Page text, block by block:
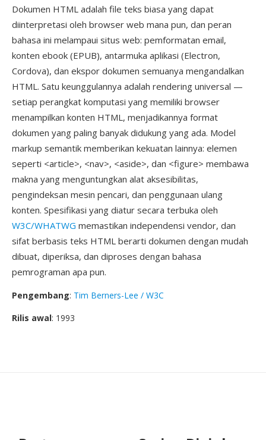
Dokumen HTML adalah file teks biasa yang dapat
diinterpretasi oleh browser web mana pun, dan peran
bahasa ini melampaui situs web: pemformatan email,
konten ebook (EPUB), antarmuka aplikasi (Electron,
Cordova), dan ekspor dokumen semuanya mengandalkan
HTML. Satu keunggulannya adalah rendering universal —
setiap perangkat komputasi yang memiliki browser
menampilkan konten HTML, menjadikannya format
dokumen yang paling banyak didukung yang ada. Model
markup semantik memberikan kekuatan lainnya: elemen
seperti <article>, <nav>, <aside>, dan <figure> membawa
makna yang menguntungkan alat aksesibilitas,
pengindeksan mesin pencari, dan penggunaan ulang
konten. Spesifikasi yang diatur secara terbuka oleh
W3C/WHATWG memastikan independensi vendor, dan
sifat berbasis teks HTML berarti dokumen dengan mudah
dibuat, diperiksa, dan diproses dengan bahasa
pemrograman apa pun.
Pengembang: Tim Berners-Lee / W3C
Rilis awal: 1993